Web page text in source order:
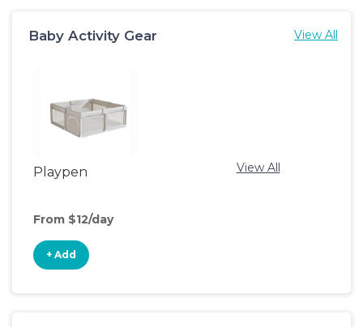
Baby Activity Gear View All
Playpen
From $12/day
+ Add
View All